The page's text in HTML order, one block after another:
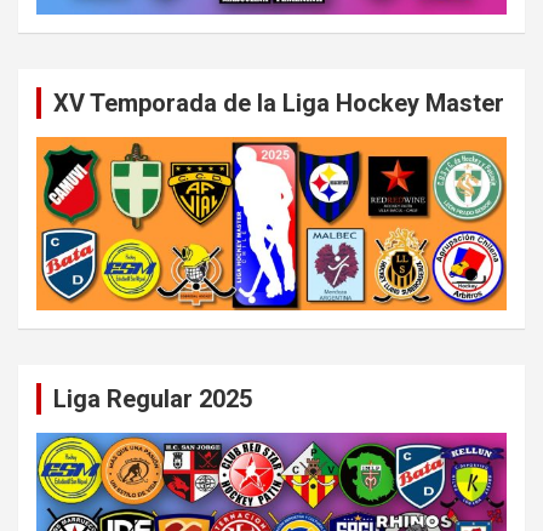
XV Temporada de la Liga Hockey Master
Liga Regular 2025